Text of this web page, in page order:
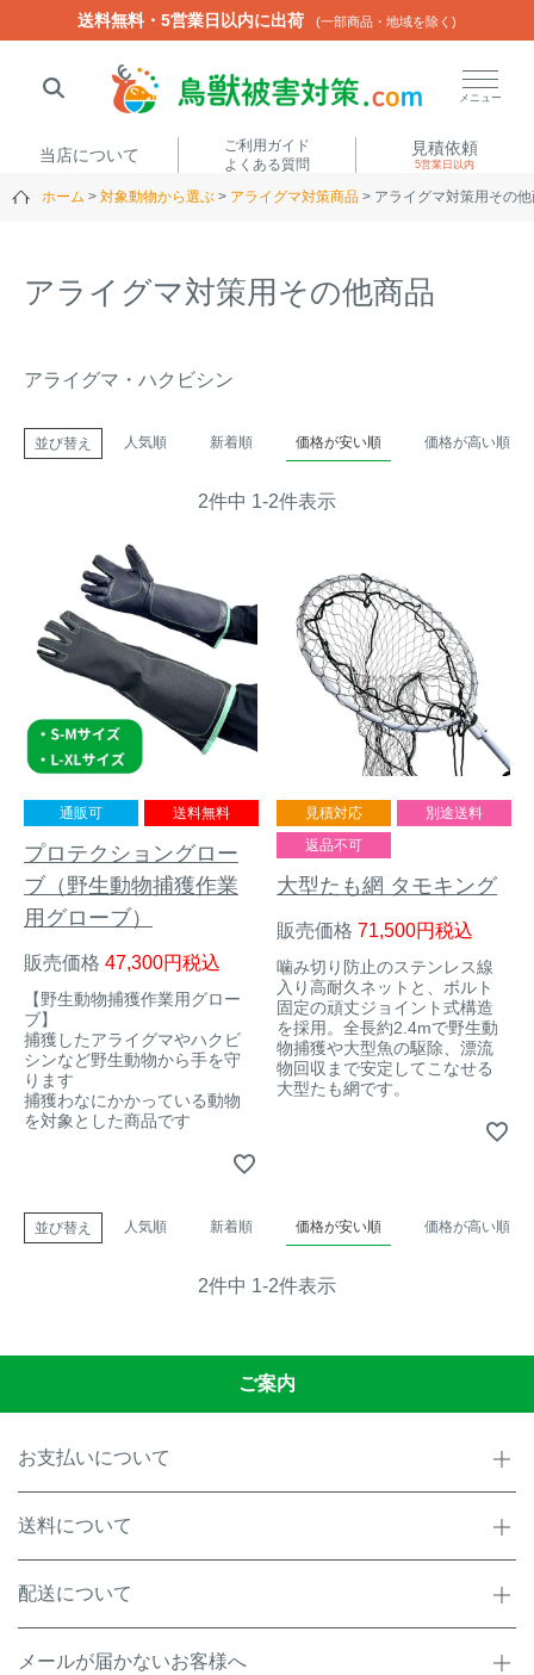
送料無料・5営業日以内に出荷 (一部商品・地域を除く)
メニュー
当店について
ご利用ガイド
よくある質問
見積依頼
5営業日以内
ホーム 対象動物から選ぶ アライグマ対策商品 アライグマ対策用その
アライグマ対策用その他商品
アライグマ・ハクビシン
並び替え 人気順 新着順 価格が安い順 価格が高い順
2件中 1-2件表示
通販可 送料無料
プロテクショングロー
ブ（野生動物捕獲作業
用グローブ）
販売価格 47,300 税込
【野生動物捕獲作業用グロー
ブ】
捕獲したアライグマやハクビ
シンなど野生動物から手を守
ります
捕獲わなにかかっている動物
を対象とした商品です
見積対応
別途送料
返品不可
大型たも網 タモキング
販売価格 71,500 税込
噛み切り防止のステンレス線
入り高耐久ネットと、ボルト
固定の頑丈ジョイント式構造
を採用。全長約2.4mで野生動
物捕獲や大型魚の駆除、漂流
物回収まで安定してこなせる
大型たも網です。
並び替え 人気順 新着順 価格が安い順 価格が高い順
2件中 1-2件表示
ご案内
お支払いについて
送料について
配送について
メールが届かないお客様へ
送料無料・5営業日以内に出荷 (一部商品・地域を除く)
閉じる
いのししくん TREL4G-Rアニマルネット2300
トレイルカメラ
サーカメラ）
屋外防犯・監視カメ
ラ （SDカード録画）
ICT・IoT機器 （捕獲通
知・遠隔監視）
金網柵
ュ柵等）
箱わな（イノシシ・シ
カ・サル等）
箱わな
防獣・防鳥ネット
くくり罠（イノシシ・
シカ等）
苗木食害防止材
漁網
対象動物から選ぶ
動物の種類から対策商品を選ぶ
イノシシ対策
ハクビシン対策
タヌキ対策
イタチ・テン・